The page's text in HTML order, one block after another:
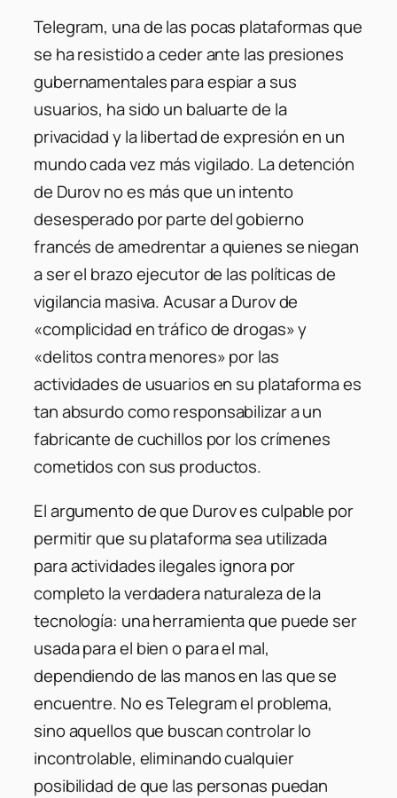
Telegram, una de las pocas plataformas que
se ha resistido a ceder ante las presiones
gubernamentales para espiar a sus
usuarios, ha sido un baluarte de la
privacidad y la libertad de expresión en un
mundo cada vez más vigilado. La detención
de Durov no es más que un intento
desesperado por parte del gobierno
francés de amedrentar a quienes se niegan
a ser el brazo ejecutor de las políticas de
vigilancia masiva. Acusar a Durov de
«complicidad en tráfico de drogas» y
«delitos contra menores» por las
actividades de usuarios en su plataforma es
tan absurdo como responsabilizar a un
fabricante de cuchillos por los crímenes
cometidos con sus productos.
El argumento de que Durov es culpable por
permitir que su plataforma sea utilizada
para actividades ilegales ignora por
completo la verdadera naturaleza de la
tecnología: una herramienta que puede ser
usada para el bien o para el mal,
dependiendo de las manos en las que se
encuentre. No es Telegram el problema,
sino aquellos que buscan controlar lo
incontrolable, eliminando cualquier
posibilidad de que las personas puedan